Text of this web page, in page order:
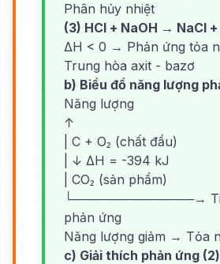
Phân hủy nhiệt
(3) HCl + NaOH → NaCl +
ΔH < 0 → Phản ứng tỏa
Trung hòa axit - bazơ
b) Biểu đồ năng lượng
Năng lượng
↑
| C + O₂ (chất đầu)
| ↓ ΔH = -394 kJ
| CO₂ (sản phẩm)
└──────────────→
phản ứng
Năng lượng giảm → Tỏa
c) Giải thích phản ứng